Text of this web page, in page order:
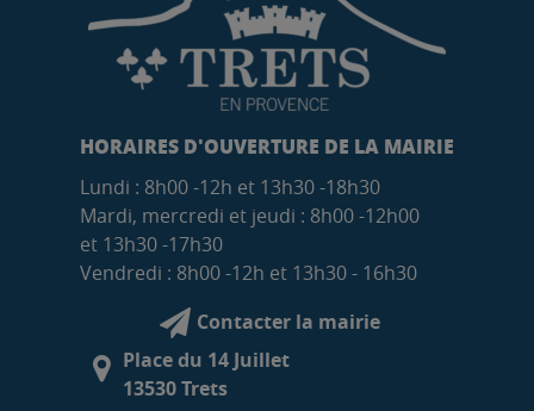
HORAIRES D'OUVERTURE DE LA MAIRIE
Lundi : 8h00 -12h et 13h30 -18h30
Mardi, mercredi et jeudi : 8h00 -12h00
et 13h30 -17h30
Vendredi : 8h00 -12h et 13h30 - 16h30
Contacter la mairie
Place du 14 Juillet
13530 Trets